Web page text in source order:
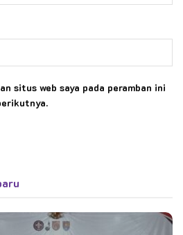
situs web saya pada peramban ini